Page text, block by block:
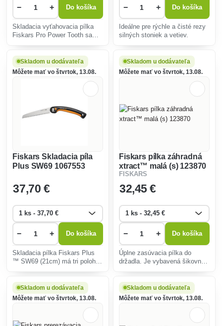
− + Do košíka
Skladacia vyťahovacia pílka
Fiskars Pro Power Tooth sa
bezpečnosť čepele.
− + Do košíka
Ideálne pre rýchle a čisté rezy
silných stoniek a vetiev.
Skladom u dodávateľa
Môžete mať vo štvrtok, 13.08.
Fiskars Skladacia píla
Plus SW69 1067553
37,70 €
− + Do košíka
Skladacia pílka Fiskars Plus
™ SW69 (21cm) má tri polohy
každému rezu z toho
najlepšieho uhla. Ideálne pre
Skladom u dodávateľa
Môžete mať vo štvrtok, 13.08.
Fiskars pílka záhradná
xtract™ malá (s) 123870
FISKARS
32,45 €
− + Do košíka
Úplne zasúvacia pílka do
držadla. Je vybavená šikovnou
perfektne vybrúseným tvarom
zubov umožňuje účinný rez
Skladom u dodávateľa
Môžete mať vo štvrtok, 13.08.
Skladom u dodávateľa
Môžete mať vo štvrtok, 13.08.